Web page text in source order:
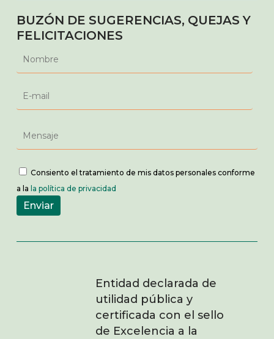
BUZÓN DE SUGERENCIAS, QUEJAS Y
FELICITACIONES
Consiento el tratamiento de mis datos personales conforme
a la la política de privacidad
Entidad declarada de
utilidad pública y
certificada con el sello
de Excelencia a la